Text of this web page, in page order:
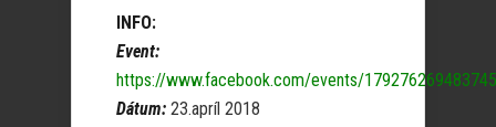
INFO:
Event:
https://www.facebook.com/events/
Dátum: 23.apríl 2018